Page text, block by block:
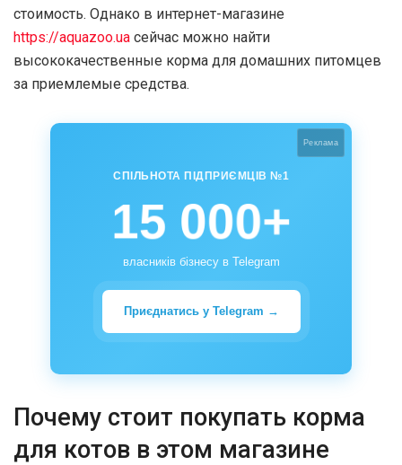
стоимость. Однако в интернет-магазине
https://aquazoo.ua сейчас можно найти
высококачественные корма для домашних питомцев
за приемлемые средства.
Реклама
СПІЛЬНОТА ПІДПРИЄМЦІВ №1
15 000+
власників бізнесу в Telegram
Приєднатись у Telegram →
Почему стоит покупать корма
для котов в этом магазине